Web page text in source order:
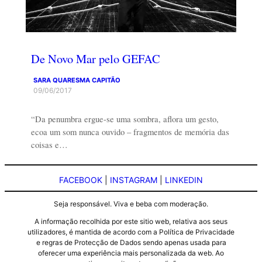
De Novo Mar pelo GEFAC
SARA QUARESMA CAPITÃO
09/06/2017
“Da penumbra ergue-se uma sombra, aflora um gesto,
ecoa um som nunca ouvido – fragmentos de memória das
coisas e…
FACEBOOK INSTAGRAM LINKEDIN
Seja responsável. Viva e beba com moderação.
A informação recolhida por este sitio web, relativa aos seus
utilizadores, é mantida de acordo com a Política de Privacidade
e regras de Protecção de Dados sendo apenas usada para
oferecer uma experiência mais personalizada da web. Ao